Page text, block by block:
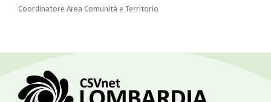
Coordinatore Area Comunità e Territorio